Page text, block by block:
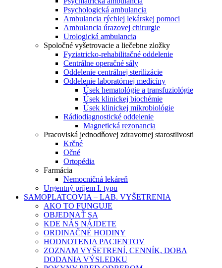
Psychologická ambulancia
Ambulancia rýchlej lekárskej pomoci
Ambulancia úrazovej chirurgie
Urologická ambulancia
Spoločné vyšetrovacie a liečebne zložky
Fyziatricko-rehabilitačné oddelenie
Centrálne operačné sály
Oddelenie centrálnej sterilizácie
Oddelenie laboratórnej medicíny
Úsek hematológie a transfuziológie
Úsek klinickej biochémie
Úsek klinickej mikrobiológie
Rádiodiagnostické oddelenie
Magnetická rezonancia
Pracoviská jednodňovej zdravotnej starostlivosti
Krčné
Očné
Ortopédia
Farmácia
Nemocničná lekáreň
Urgentný príjem I. typu
SAMOPLATCOVIA – LAB. VYŠETRENIA
AKO TO FUNGUJE
OBJEDNAŤ SA
KDE NÁS NÁJDETE
ORDINAČNÉ HODINY
HODNOTENIA PACIENTOV
ZOZNAM VYŠETRENÍ, CENNÍK, DOBA
DODANIA VÝSLEDKU